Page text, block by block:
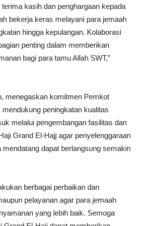
kasih dan penghargaan kepada
bekerja keras melayani para jemaah
hingga kepulangan. Kolaborasi
penting dalam memberikan
bagi para tamu Allah SWT,”
menegaskan komitmen Pemkot
peningkatan kualitas
melalui pengembangan fasilitas dan
Grand El-Hajj agar penyelenggaraan
mendatang dapat berlangsung semakin
berbagai perbaikan dan
pelayanan agar para jemaah
yang lebih baik. Semoga